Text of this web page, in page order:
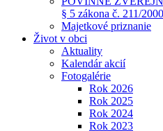
§ 5 zákona č. 211/
Majetkové priznanie
Život v obci
Aktuality
Kalendár akcií
Fotogalérie
Rok 2026
Rok 2025
Rok 2024
Rok 2023